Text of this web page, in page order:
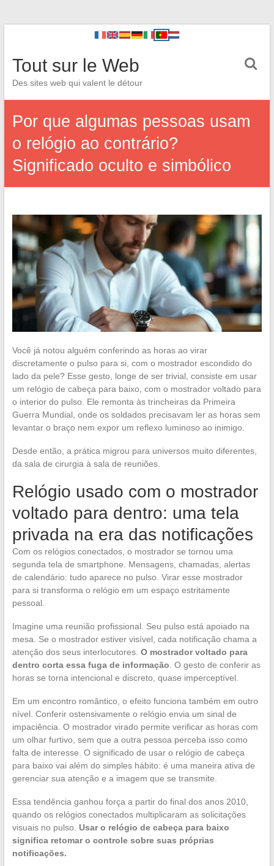
Tout sur le Web
Des sites web qui valent le détour
Por que algumas pessoas usam
o relógio ao contrário?
Significado oculto e simbólico
Você já notou alguém conferindo as horas ao virar
discretamente o pulso para si, com o mostrador escondido do
lado da pele? Esse gesto, longe de ser trivial, consiste em usar
um relógio de cabeça para baixo, com o mostrador voltado para
o interior do pulso. Ele remonta às trincheiras da Primeira
Guerra Mundial, onde os soldados precisavam ler as horas sem
levantar o braço nem expor um reflexo luminoso ao inimigo.
Desde então, a prática migrou para universos muito diferentes,
da sala de cirurgia à sala de reuniões.
Relógio usado com o mostrador
voltado para dentro: uma tela
privada na era das notificações
Com os relógios conectados, o mostrador se tornou uma
segunda tela de smartphone. Mensagens, chamadas, alertas
de calendário: tudo aparece no pulso. Virar esse mostrador
para si transforma o relógio em um espaço estritamente
pessoal.
Imagine uma reunião profissional. Seu pulso está apoiado na
mesa. Se o mostrador estiver visível, cada notificação chama a
atenção dos seus interlocutores. O mostrador voltado para
dentro corta essa fuga de informação . O gesto de conferir as
horas se torna intencional e discreto, quase imperceptível.
Em um encontro romântico, o efeito funciona também em outro
nível. Conferir ostensivamente o relógio envia um sinal de
impaciência. O mostrador virado permite verificar as horas com
um olhar furtivo, sem que a outra pessoa perceba isso como
falta de interesse. O significado de usar o relógio de cabeça
para baixo vai além do simples hábito: é uma maneira ativa de
gerenciar sua atenção e a imagem que se transmite.
Essa tendência ganhou força a partir do final dos anos 2010,
quando os relógios conectados multiplicaram as solicitações
visuais no pulso. Usar o relógio de cabeça para baixo
significa retomar o controle sobre suas próprias
notificações.